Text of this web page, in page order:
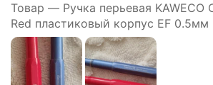
Товар — Ручка перьевая KAWECO
Red пластиковый корпус EF 0.5мм